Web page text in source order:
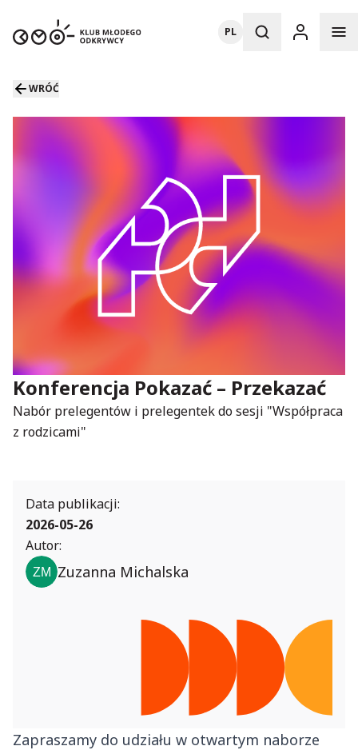
PL
WRÓĆ
Konferencja Pokazać – Przekazać
Nabór prelegentów i prelegentek do sesji "Współpraca
z rodzicami"
Data publikacji:
2026-05-26
Autor:
Zuzanna Michalska
Zapraszamy do udziału w otwartym naborze